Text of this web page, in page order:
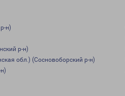
н)
р-н)
обл.) (Сосновоборский р-н)